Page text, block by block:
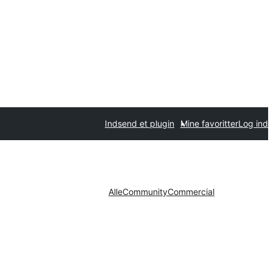
Indsend et plugin Mine favoritterLog ind
AlleCommunityCommercial